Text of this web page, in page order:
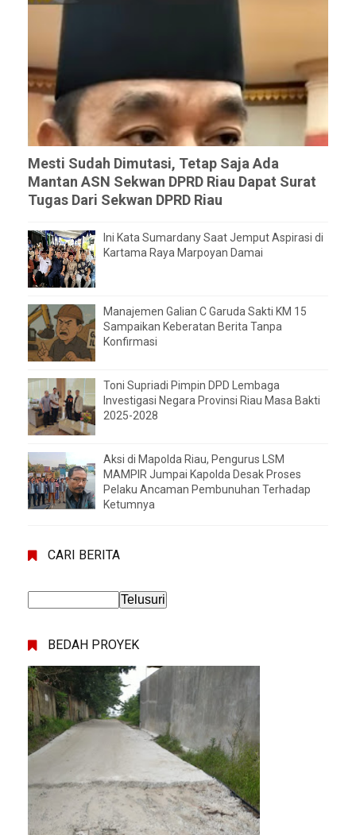
Mesti Sudah Dimutasi, Tetap Saja Ada
Mantan ASN Sekwan DPRD Riau Dapat Surat
Tugas Dari Sekwan DPRD Riau
Ini Kata Sumardany Saat Jemput Aspirasi di
Kartama Raya Marpoyan Damai
Manajemen Galian C Garuda Sakti KM 15
Sampaikan Keberatan Berita Tanpa
Konfirmasi
Toni Supriadi Pimpin DPD Lembaga
Investigasi Negara Provinsi Riau Masa Bakti
2025-2028
Aksi di Mapolda Riau, Pengurus LSM
MAMPIR Jumpai Kapolda Desak Proses
Pelaku Ancaman Pembunuhan Terhadap
Ketumnya
CARI BERITA
BEDAH PROYEK